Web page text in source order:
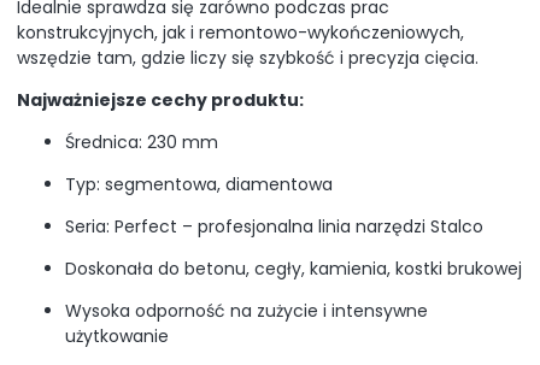
Idealnie sprawdza się zarówno podczas prac
konstrukcyjnych, jak i remontowo-wykończeniowych,
wszędzie tam, gdzie liczy się szybkość i precyzja cięcia.
Najważniejsze cechy produktu:
Średnica: 230 mm
Typ: segmentowa, diamentowa
Seria: Perfect – profesjonalna linia narzędzi Stalco
Doskonała do betonu, cegły, kamienia, kostki brukowej
Wysoka odporność na zużycie i intensywne
użytkowanie